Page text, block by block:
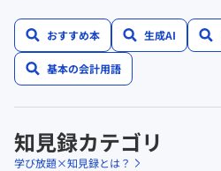
おすすめ本 生成AI
基本の会計用語
知見録カテゴリ
学び放題×知見録とは？